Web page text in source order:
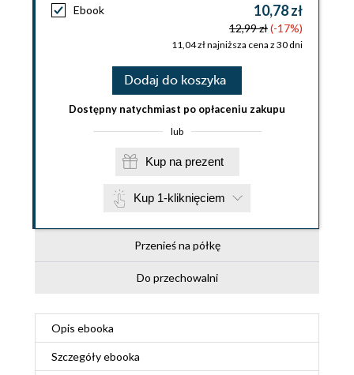
Ebook 10,78 zł
12,99 zł(-17%)
11,04 zł najniższa cena z 30 dni
Dodaj do koszyka
Dostępny natychmiast po opłaceniu zakupu
lub
Kup na prezent
Kup 1-kliknięciem
Przenieś na półkę
Do przechowalni
Opis ebooka
Szczegółyebooka